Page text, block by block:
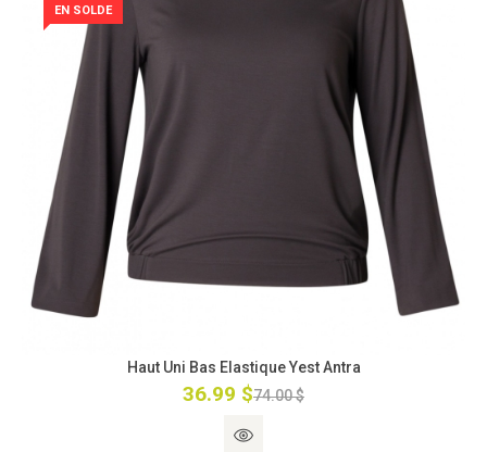
EN SOLDE
Haut Uni Bas Elastique Yest Antra
36.99 $74.00 $